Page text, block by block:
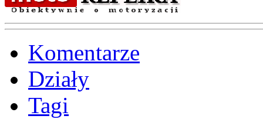
Komentarze
Działy
Tagi